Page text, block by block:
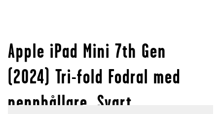
Apple iPad Mini 7th Gen
(2024) Tri-fold Fodral med
pennhållare, Svart